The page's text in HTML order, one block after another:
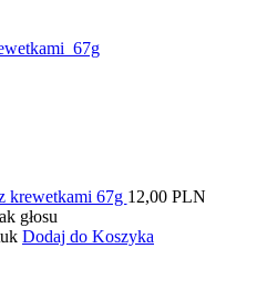
krewetkami 67g 12,00 PLN
głosu
Dodaj do Koszyka